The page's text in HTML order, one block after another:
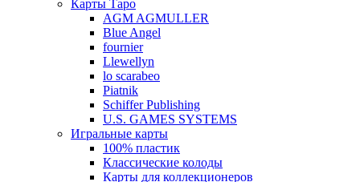
Карты Таро
AGM AGMULLER
Blue Angel
fournier
Llewellyn
lo scarabeo
Piatnik
Schiffer Publishing
U.S. GAMES SYSTEMS
Игральные карты
100% пластик
Классические колоды
Карты для коллекционеров